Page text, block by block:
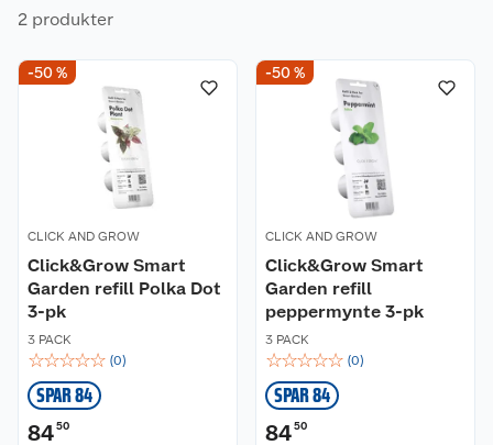
2 produkter
-50 %
CLICK AND GROW
Click&Grow Smart
Garden refill Polka Dot
3-pk
3 PACK
☆☆☆☆☆ (0)
SPAR 84
8450
-50 %
CLICK AND GROW
Click&Grow Smart
Garden refill
peppermynte 3-pk
3 PACK
☆☆☆☆☆ (0)
SPAR 84
8450
Våre butikker
Våre merkevarer
Coop kjeder
Ledige stillinger
Bærekraft
Kontakt oss
Angre- og returrett
Reklamasjon og garanti
Ofte stilte spørsmål
Betalingsalternativer
Leveringsalternativer
Pakkesporing
Åpent kjøp
Coop medlem